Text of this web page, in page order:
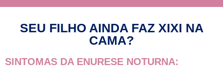
SEU FILHO AINDA FAZ XIXI NA
CAMA?
SINTOMAS DA ENURESE NOTURNA: